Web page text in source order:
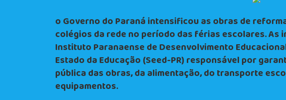
o Governo do Paraná intensificou as obras de
colégios da rede no período das férias escolares.
Instituto Paranaense de Desenvolvimento
Estado da Educação (Seed-PR) responsável por
pública das obras, da alimentação, do transporte
equipamentos.